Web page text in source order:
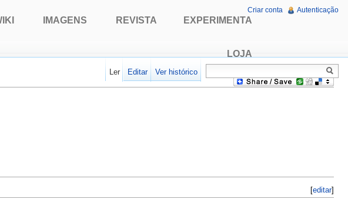
[editar]
IMAGENS REVISTA EXPERIMENTA
LOJA
Criar conta Autenticação
Ler Editar Ver histórico